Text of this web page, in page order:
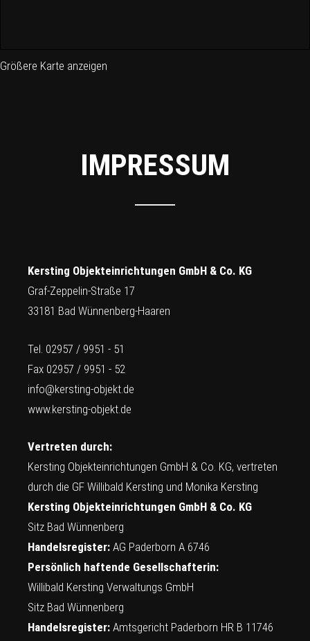
Größere Karte anzeigen
IMPRESSUM
Kersting Objekteinrichtungen GmbH & Co. KG
Graf-Zeppelin-Straße 17
33181 Bad Wünnenberg-Haaren
Tel. 02957 / 9951 - 51
Fax 02957 / 9951 - 52
info@kersting-objekt.de
www.kersting-objekt.de
Vertreten durch:
Kersting Objekteinrichtungen GmbH & Co. KG, vertreten
durch die GF Willibald Kersting und Monika Kersting
Kersting Objekteinrichtungen GmbH & Co. KG
Sitz Bad Wünnenberg
Handelsregister: AG Paderborn A 6746
Persönlich haftende Gesellschafterin:
Willibald Kersting Verwaltungs GmbH
Sitz Bad Wünnenberg
Handelsregister: Amtsgericht Paderborn HR B 11746